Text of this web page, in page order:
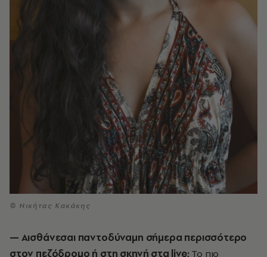
© Νικήτας Κακάκης
— Αισθάνεσαι παντοδύναμη σήμερα περισσότερο
στον πεζόδρομο ή στη σκηνή στα live; Το πιο